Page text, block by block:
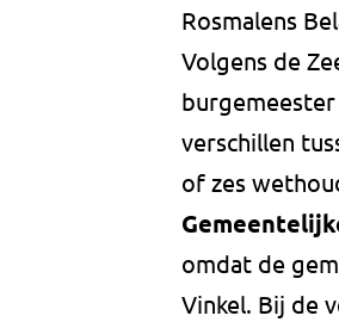
Rosmalens
Volgens de
verschillen
of zes
omdat de
Vinkel. Bij de